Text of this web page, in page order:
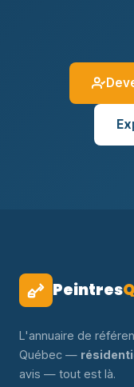
Peintres
L'annuaire de
Québec —
avis — tout est là.